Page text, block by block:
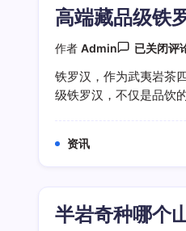
吗
高端藏品级铁
作者 Admin
高
藏
品
级
已关闭评
铁罗汉，作为武夷岩茶
级铁罗汉，不仅是品饮
资讯
半岩奇种哪个